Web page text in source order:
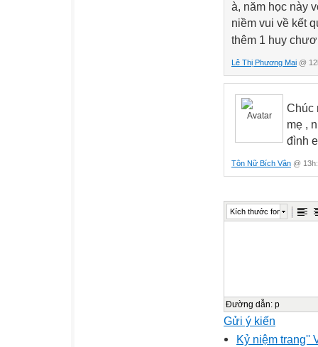
à, năm học này
niềm vui về kết
thêm 1 huy
Lê Thị Phương Mai @
Chúc
mẹ ,
đình
Tôn Nữ Bích Vân @
Kích thước font
Đường dẫn: p
Gửi ý kiến
Kỷ niệm trang''